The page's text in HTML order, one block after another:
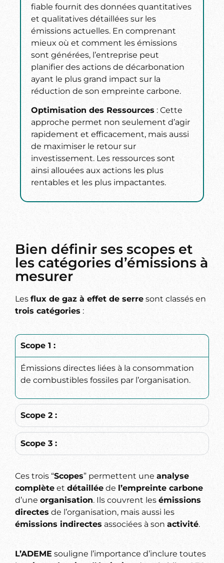
fiable fournit des données quantitatives
et qualitatives détaillées sur les
émissions actuelles. En comprenant
mieux où et comment les émissions
sont générées, l’entreprise peut
planifier des actions de décarbonation
ayant le plus grand impact sur la
réduction de son empreinte carbone.
Optimisation des Ressources : Cette
approche permet non seulement d’agir
rapidement et efficacement, mais aussi
de maximiser le retour sur
investissement. Les ressources sont
ainsi allouées aux actions les plus
rentables et les plus impactantes.
Bien définir ses scopes et
les catégories d’émissions à
mesurer
Les flux de gaz à effet de serre sont classés en
trois catégories :
Scope 1 :
Émissions directes liées à la consommation
de combustibles fossiles par l’organisation.
Scope 2 :
Scope 3 :
Ces trois “Scopes” permettent une analyse
complète et détaillée de l’empreinte carbone
d’une organisation. Ils couvrent les émissions
directes de l’organisation, mais aussi les
émissions indirectes associées à son activité.
L’ADEME souligne l’importance d’inclure toutes